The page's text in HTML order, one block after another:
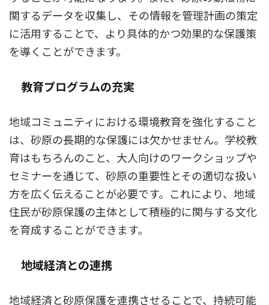
関するデータを収集し、その情報を管理計画の策定
に活用することで、より具体的かつ効果的な保護策
を導くことができます。
教育プログラムの充実
地域コミュニティにおける環境教育を強化すること
は、砂原の長期的な保護には欠かせません。学校教
育はもちろんのこと、大人向けのワークショップや
セミナーを通じて、砂原の重要性とその適切な扱い
方を広く伝えることが必要です。これにより、地域
住民が砂原保護の主体として積極的に関与する文化
を育成することができます。
地域経済との連携
地域経済と砂原保護を連携させることで、持続可能